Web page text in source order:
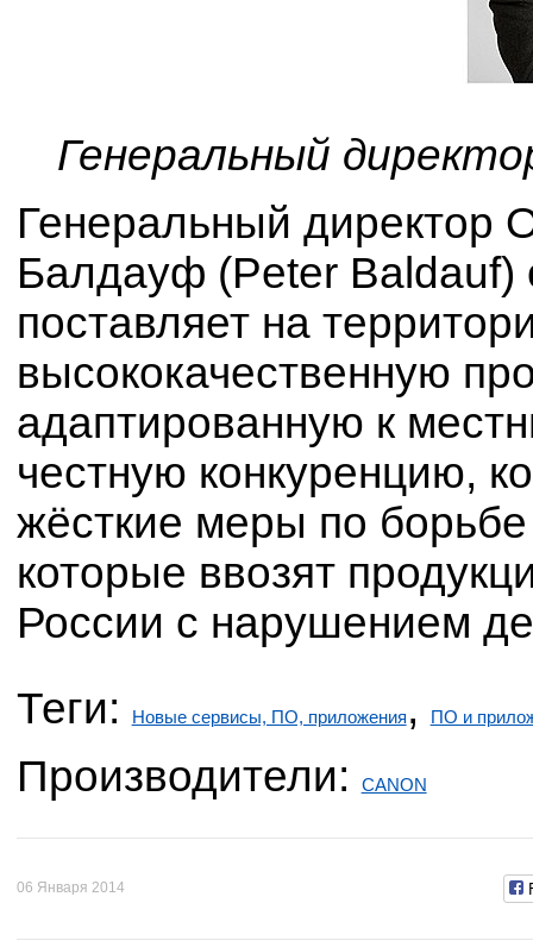
Генеральный
Генеральный
Балдауф (Peter Baldauf)
поставляет на
высококачественную
адаптированную к
честную конкуренцию,
жёсткие меры по
которые ввозят
России с нарушением
Теги:
Новые сервисы, ПО, приложения , ПО и
Производители: CANON
06 Января 2014